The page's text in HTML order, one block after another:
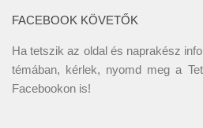
FACEBOOK KÖVETŐK
Ha tetszik az oldal és naprakész
témában, kérlek, nyomd meg a
Facebookon is!